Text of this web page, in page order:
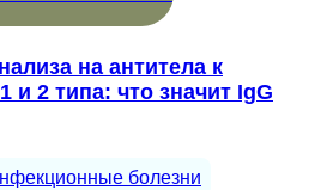
на антитела к
и 2 типа: что значит IgG
болезни